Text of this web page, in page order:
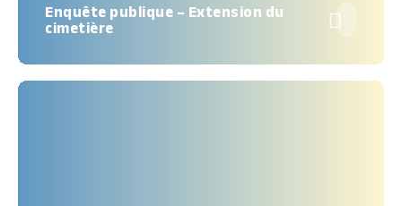
Enquête publique – Extension du
cimetière
